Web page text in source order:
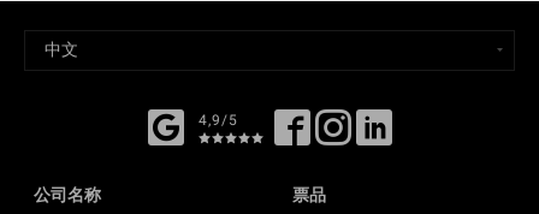
4,9/5
公司名称 票品